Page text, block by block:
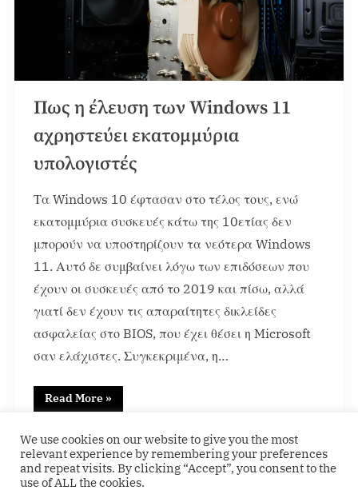
Πως η έλευση των Windows 11
αχρηστεύει εκατομμύρια
υπολογιστές
Τα Windows 10 έφτασαν στο τέλος τους, ενώ
εκατομμύρια συσκευές κάτω της 10ετίας δεν
μπορούν να υποστηρίζουν τα νεότερα Windows
11. Αυτό δε συμβαίνει λόγω των επιδόσεων που
έχουν οι συσκευές από το 2019 και πίσω, αλλά
γιατί δεν έχουν τις απαραίτητες δικλείδες
ασφαλείας στο BIOS, που έχει θέσει η Microsoft
σαν ελάχιστες. Συγκεκριμένα, η…
Read More »
News
We use cookies on our website to give you the most
relevant experience by remembering your preferences
and repeat visits. By clicking “Accept”, you consent to the
use of ALL the cookies.